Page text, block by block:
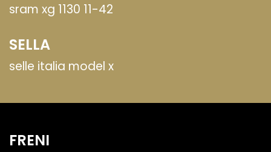
FRENI
sram xg 1130 11-42
SELLA
selle italia model x